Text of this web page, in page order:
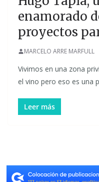
enamorado
proyectos
MARCELO ARRE MARFULL
Vivimos en una zona
el vino pero eso es una
Leer más